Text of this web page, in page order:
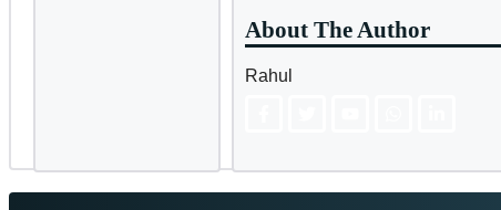
About The Author
Rahul